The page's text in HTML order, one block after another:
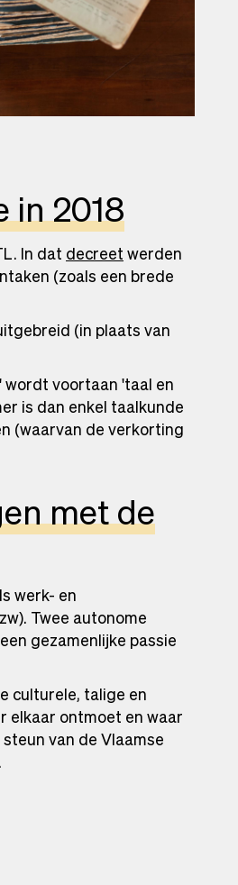
in 2018
In dat decreetwerden
(zoals een brede
(in plaats van
wordt voortaan 'taal en
is dan enkel taalkunde
(waarvan de verkorting
met de
werk- en
Twee autonome
gezamenlijke passie
culturele, talige en
elkaar ontmoet en waar
van de Vlaamse